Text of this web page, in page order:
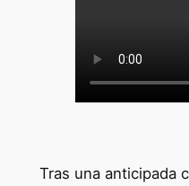
Tras una anticipada